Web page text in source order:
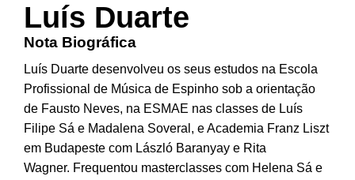
Luís Duarte
Nota Biográfica
Luís Duarte desenvolveu os seus estudos na Escola
Profissional de Música de Espinho sob a orientação
de Fausto Neves, na ESMAE nas classes de Luís
Filipe Sá e Madalena Soveral, e Academia Franz Liszt
em Budapeste com László Baranyay e Rita
Wagner. Frequentou masterclasses com Helena Sá e